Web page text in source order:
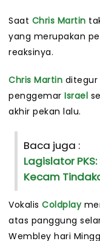
Saat Chris Martin
yang merupakan
reaksinya.
Chris Martin ditegur
penggemar Israel
akhir pekan lalu.
Baca juga :
Lagislator
Kecam
Vokalis Coldplay
atas panggung
Wembley hari